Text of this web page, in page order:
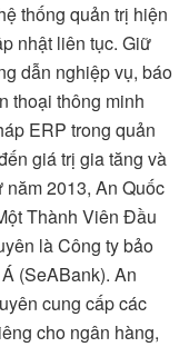
thống quản trị hiện
nhật liên tục. Giữ
dẫn nghiệp vụ, báo
thoại thông minh
ERP trong quản
giá trị gia tăng và
2013, An Quốc
Thành Viên Đầu
là Công ty bảo
(SeABank). An
cung cấp các
cho ngân hàng,